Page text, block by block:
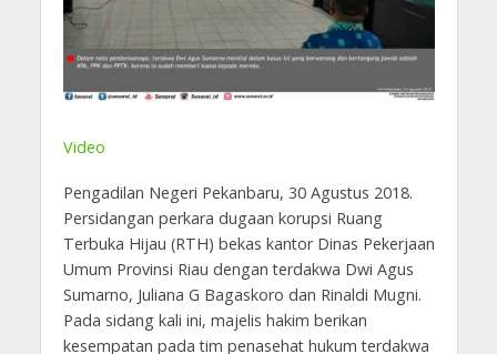
Video
Pengadilan Negeri Pekanbaru, 30 Agustus 2018.
Persidangan perkara dugaan korupsi Ruang
Terbuka Hijau (RTH) bekas kantor Dinas Pekerjaan
Umum Provinsi Riau dengan terdakwa Dwi Agus
Sumarno, Juliana G Bagaskoro dan Rinaldi Mugni.
Pada sidang kali ini, majelis hakim berikan
kesempatan pada tim penasehat hukum terdakwa